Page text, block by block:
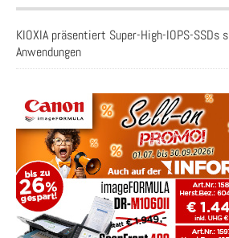
KIOXIA präsentiert Super-High-IOPS-SSDs
Anwendungen